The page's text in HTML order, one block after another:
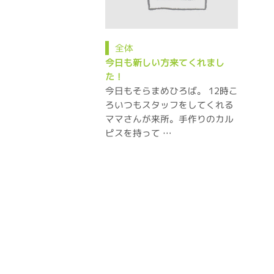
全体
今日も新しい方来てくれまし
た！
今日もそらまめひろば。 12時こ
ろいつもスタッフをしてくれる
ママさんが来所。手作りのカル
ピスを持って …